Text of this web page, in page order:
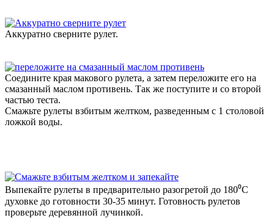
Аккуратно сверните рулет.
Соедините края макового рулета, а затем переложите его на
смазанный маслом противень. Так же поступите и со второй
частью теста.
Смажьте рулеты взбитым желтком, разведенным с 1 столовой
ложкой воды.
Выпекайте рулеты в предварительно разогретой до 180⁰С
духовке до готовности 30-35 минут. Готовность рулетов
проверьте деревянной лучинкой.